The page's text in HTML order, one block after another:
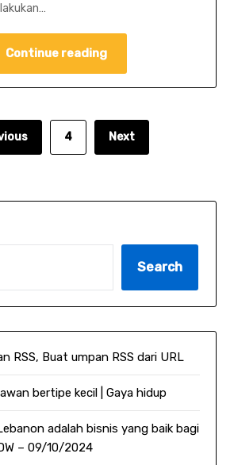
Continue reading
4 Next
Search
RSS, Buat umpan RSS dari URL
bertipe kecil | Gaya hidup
adalah bisnis yang baik bagi
– 09/10/2024